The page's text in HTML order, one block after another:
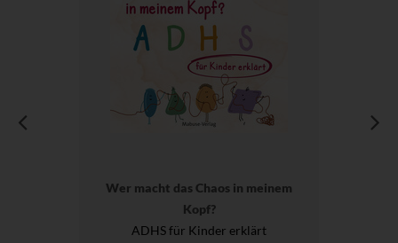
Wer macht das Chaos in meinem
Kopf?
ADHS für Kinder erklärt